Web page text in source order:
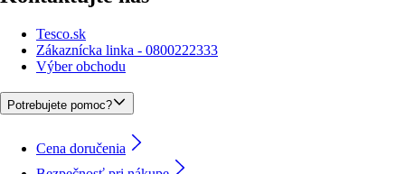
Tesco.sk
Zákaznícka linka - 0800222333
Výber obchodu
Potrebujete pomoc?
Cena doručenia